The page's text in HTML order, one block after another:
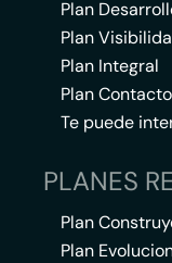
Plan
Plan
Plan Integral
Plan
Te puede
PLANES
Plan
Plan